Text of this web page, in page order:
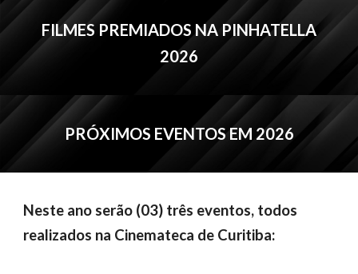
FILMES PREMIADOS NA PINHATELLA
2026
PRÓXIMOS EVENTOS EM 2026
Neste ano serão (03) três eventos, todos
realizados na Cinemateca de Curitiba: